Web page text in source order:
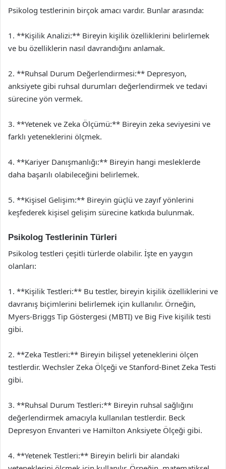
Psikolog testlerinin birçok amacı vardır. Bunlar arasında:
1. **Kişilik Analizi:** Bireyin kişilik özelliklerini belirlemek
ve bu özelliklerin nasıl davrandığını anlamak.
2. **Ruhsal Durum Değerlendirmesi:** Depresyon,
anksiyete gibi ruhsal durumları değerlendirmek ve tedavi
sürecine yön vermek.
3. **Yetenek ve Zeka Ölçümü:** Bireyin zeka seviyesini ve
farklı yeteneklerini ölçmek.
4. **Kariyer Danışmanlığı:** Bireyin hangi mesleklerde
daha başarılı olabileceğini belirlemek.
5. **Kişisel Gelişim:** Bireyin güçlü ve zayıf yönlerini
keşfederek kişisel gelişim sürecine katkıda bulunmak.
Psikolog Testlerinin Türleri
Psikolog testleri çeşitli türlerde olabilir. İşte en yaygın
olanları:
1. **Kişilik Testleri:** Bu testler, bireyin kişilik özelliklerini ve
davranış biçimlerini belirlemek için kullanılır. Örneğin,
Myers-Briggs Tip Göstergesi (MBTI) ve Big Five kişilik testi
gibi.
2. **Zeka Testleri:** Bireyin bilişsel yeteneklerini ölçen
testlerdir. Wechsler Zeka Ölçeği ve Stanford-Binet Zeka Testi
gibi.
3. **Ruhsal Durum Testleri:** Bireyin ruhsal sağlığını
değerlendirmek amacıyla kullanılan testlerdir. Beck
Depresyon Envanteri ve Hamilton Anksiyete Ölçeği gibi.
4. **Yetenek Testleri:** Bireyin belirli bir alandaki